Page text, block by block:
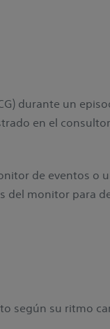
durante un
en el
de eventos o
del monitor para
según su ritmo